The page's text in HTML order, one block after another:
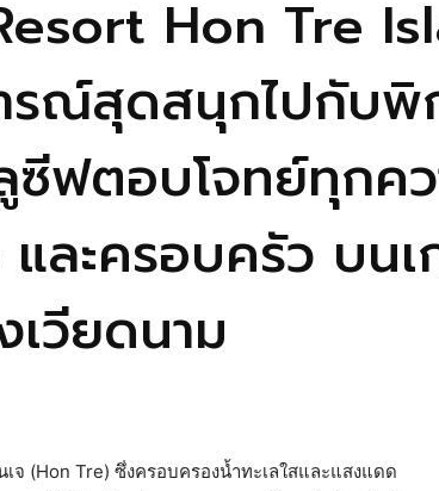
Hon Tre
รณ์สุดสนุกไปกับ
ฟตอบโจทย์ทุกค
ละครอบครัว บนเ
วียดนาม
จ (Hon Tre) ซึ่งครอบครองน้ำทะเลใสและแสงแดด